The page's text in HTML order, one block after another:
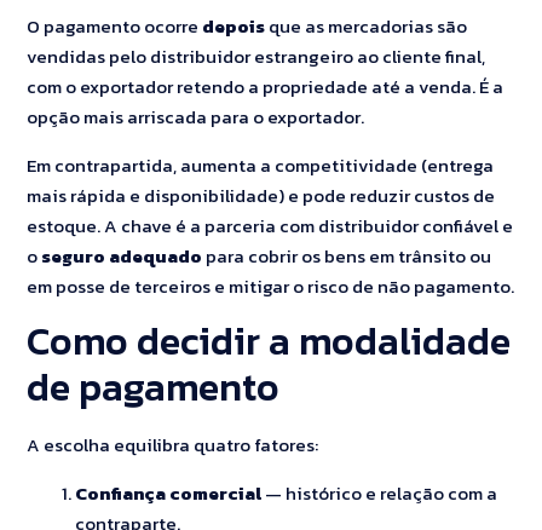
O pagamento ocorre depoisque as mercadorias são
vendidas pelo distribuidor estrangeiro ao cliente final,
com o exportador retendo a propriedade até a venda. É a
opção mais arriscada para o exportador.
Em contrapartida, aumenta a competitividade (entrega
mais rápida e disponibilidade) e pode reduzir custos de
estoque. A chave é a parceria com distribuidor confiável e
oseguro adequado para cobrir os bens em trânsito ou
em posse de terceiros e mitigar o risco de não pagamento.
Como decidir a modalidade
de pagamento
A escolha equilibra quatro fatores:
Confiança comercial— histórico e relação com a
contraparte.